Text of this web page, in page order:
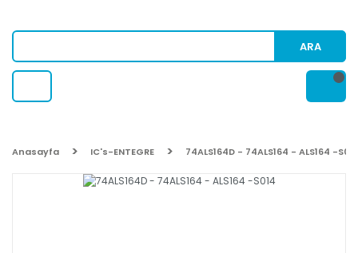
ARA
Anasayfa IC's-ENTEGRE 74ALS164D - 74ALS164 - ALS164 -